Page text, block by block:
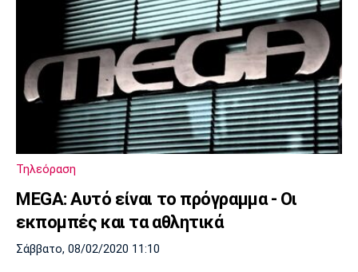
Τηλεόραση
MEGA: Αυτό είναι το πρόγραμμα - Οι
εκπομπές και τα αθλητικά
Σάββατο, 08/02/2020 11:10